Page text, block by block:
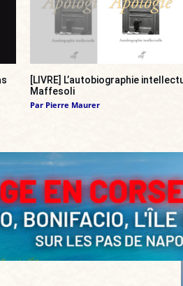
[LIVRE] L’autobiographie
Maffesoli
Par Pierre Maurer